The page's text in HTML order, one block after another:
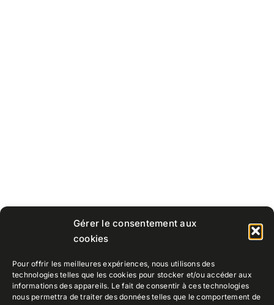
Gérer le consentement aux
cookies
Pour offrir les meilleures expériences, nous utilisons des
technologies telles que les cookies pour stocker et/ou accéder aux
informations des appareils. Le fait de consentir à ces technologies
nous permettra de traiter des données telles que le comportement de